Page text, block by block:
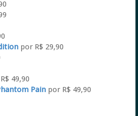
por R$ 29,90
49,90
Painpor R$ 49,90